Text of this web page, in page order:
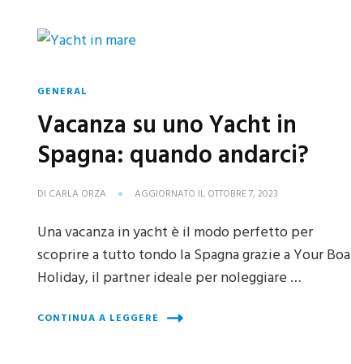
GENERAL
Vacanza su uno Yacht in
Spagna: quando andarci?
DI CARLA ORZA AGGIORNATO IL OTTOBRE 7, 2023
Una vacanza in yacht è il modo perfetto per
scoprire a tutto tondo la Spagna grazie a Your
Holiday, il partner ideale per noleggiare …
CONTINUA A LEGGERE